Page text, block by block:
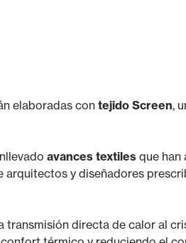
elaboradas con tejido Screen,
avances textiles que han
arquitectos y diseñadores
transmisión directa de calor al